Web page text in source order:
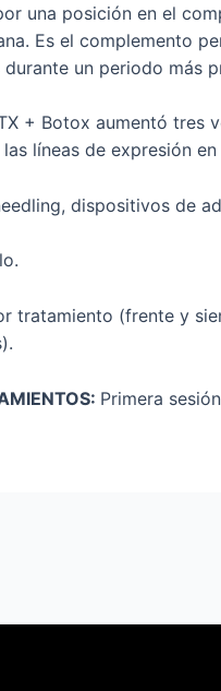
una posición en el
Es el complemento
un periodo más
+ Botox aumentó tres
líneas de expresión
dispositivos de
tratamiento (frente y
Primera